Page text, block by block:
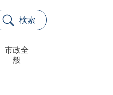
検索
市政全
般